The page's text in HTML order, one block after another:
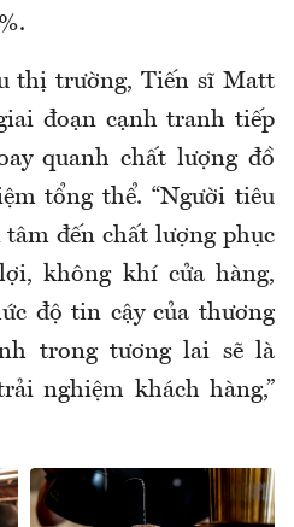
thị trường, Tiến sĩ Matt
đoạn cạnh tranh tiếp
quanh chất lượng đồ
tổng thể. “Người tiêu
tâm đến chất lượng phục
không khí cửa hàng,
độ tin cậy của thương
trong tương lai sẽ là
nghiệm khách hàng,”